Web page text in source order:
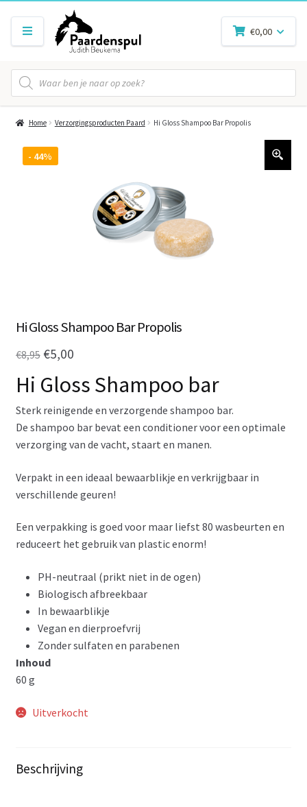
Producten
zoeken
€0,00
Home Verzorgingsproducten Paard Hi Gloss Shampoo Bar Propolis
- 44%
Hi Gloss Shampoo Bar Propolis
€8,95 Oorspronkelijke
prijs
was:
€8,95.
€5,00Huidige
is:
€5,00.
Hi Gloss Shampoo bar
Sterk reinigende en verzorgende shampoo bar.
De shampoo bar bevat een conditioner voor een optimale
verzorging van de vacht, staart en manen.
Verpakt in een ideaal bewaarblikje en verkrijgbaar in
verschillende geuren!
Een verpakking is goed voor maar liefst 80 wasbeurten en
reduceert het gebruik van plastic enorm!
PH-neutraal (prikt niet in de ogen)
Biologisch afbreekbaar
In bewaarblikje
Vegan en dierproefvrij
Zonder sulfaten en parabenen
Inhoud
60 g
Uitverkocht
Beschrijving